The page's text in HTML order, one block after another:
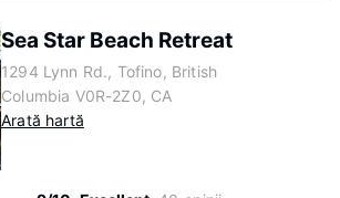
Sea Star Beach Retreat
1294 Lynn Rd., Tofino, British
Columbia V0R-2Z0, CA
Arată hartă